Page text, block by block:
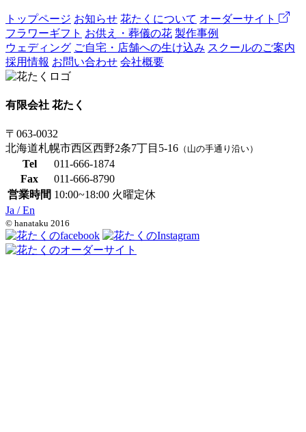
トップページ お知らせ 花たくについて オーダーサイト
フラワーギフト お供え・葬儀の花 製作事例
ウェディング ご自宅・店舗への生け込み スクールのご案内
採用情報 お問い合わせ 会社概要
有限会社 花たく
〒063-0032
北海道札幌市西区西野2条7丁目5-16 （山の手通り沿い）
Tel
011-666-1874
Fax
011-666-8790
営業時間 10:00~18:00 火曜定休
Ja /En
© hanataku 2016